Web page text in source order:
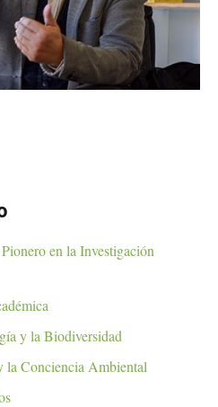
en la Investigación
y la Biodiversidad
la Conciencia Ambiental